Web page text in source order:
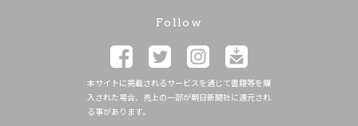
Follow
本サイトに掲載されるサービスを通じて書籍等を購
入された場合、売上の一部が朝日新聞社に還元され
る事があります。